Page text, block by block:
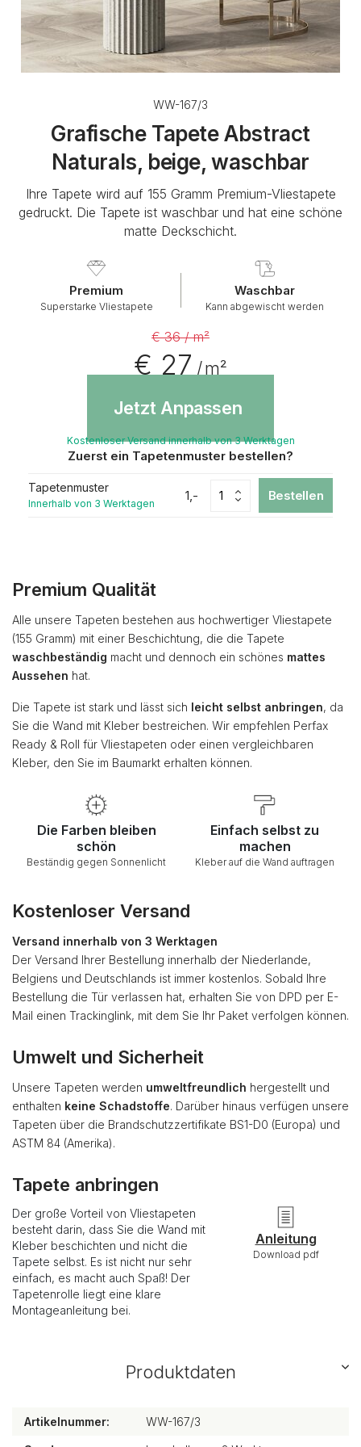
WW-167/3
Grafische Tapete Abstract
Naturals, beige, waschbar
Ihre Tapete wird auf 155 Gramm Premium-Vliestapete
gedruckt. Die Tapete ist waschbar und hat eine schöne
matte Deckschicht.
Premium
Superstarke Vliestapete
Waschbar
Kann abgewischt werden
€ 36 / m²
€ 27/ m²
Jetzt Anpassen
Kostenloser Versand innerhalb von 3 Werktagen
Zuerst ein Tapetenmuster bestellen?
Tapetenmuster
Innerhalb von 3 Werktagen
1,- Bestellen
Premium Qualität
Alle unsere Tapeten bestehen aus hochwertiger Vliestapete
(155 Gramm) mit einer Beschichtung, die die Tapete
waschbeständig macht und dennoch ein schönes mattes
Aussehen hat.
Die Tapete ist stark und lässt sich leicht selbst anbringen, da
Sie die Wand mit Kleber bestreichen. Wir empfehlen Perfax
Ready & Roll für Vliestapeten oder einen vergleichbaren
Kleber, den Sie im Baumarkt erhalten können.
Die Farben bleiben
schön
Beständig gegen Sonnenlicht
Einfach selbst zu
machen
Kleber auf die Wand auftragen
Kostenloser Versand
Versand innerhalb von 3 Werktagen
Der Versand Ihrer Bestellung innerhalb der Niederlande,
Belgiens und Deutschlands ist immer kostenlos. Sobald Ihre
Bestellung die Tür verlassen hat, erhalten Sie von DPD per E-
Mail einen Trackinglink, mit dem Sie Ihr Paket verfolgen können.
Umwelt und Sicherheit
Unsere Tapeten werden umweltfreundlich hergestellt und
enthalten keine Schadstoffe. Darüber hinaus verfügen unsere
Tapeten über die Brandschutzzertifikate BS1-D0 (Europa) und
ASTM 84 (Amerika).
Tapete anbringen
Der große Vorteil von Vliestapeten
besteht darin, dass Sie die Wand mit
Kleber beschichten und nicht die
Tapete selbst. Es ist nicht nur sehr
einfach, es macht auch Spaß! Der
Tapetenrolle liegt eine klare
Montageanleitung bei.
Anleitung
Download pdf
Produktdaten
Artikelnummer: WW-167/3